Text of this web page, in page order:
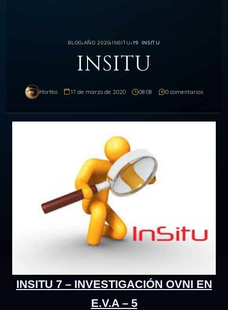
BLOG›AÑO 2020›INSITU›19. INSITU
INSITU
Morféo 17 de marzo de 2020 08:08 0 comentarios
INSITU 7 – INVESTIGACIÓN OVNI EN
E.V.A – 5